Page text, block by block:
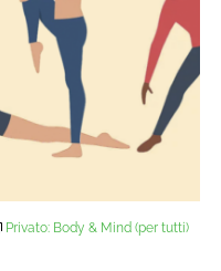
Privato: Body & Mind (per tutti)